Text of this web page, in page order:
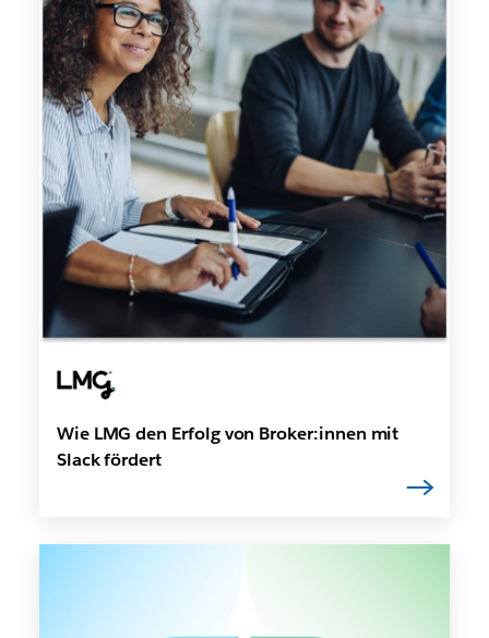
Wie LMG den Erfolg von Broker:innen mit
Slack fördert